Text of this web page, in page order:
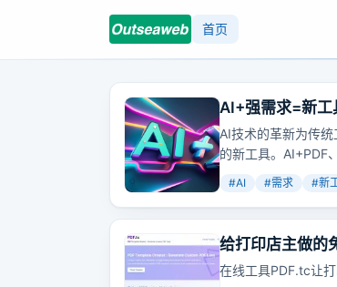
首页
AI+强需求=新工
AI技术的革新为传
的新工具。AI+PDF
#AI #需求 #新
给打印店主做的
文档
在线工具PDF.tc让